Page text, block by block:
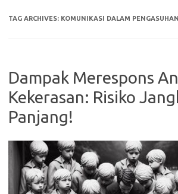
TAG ARCHIVES: KOMUNIKASI DALAM
Dampak Merespons
Kekerasan: Risiko
Panjang!